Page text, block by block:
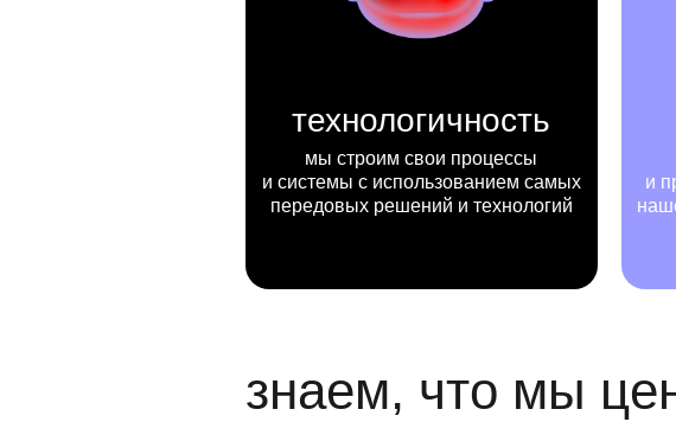
технологичность
мы строим свои процессы
и системы с использованием самых
передовых решений и технологий
и
знаем, что мы